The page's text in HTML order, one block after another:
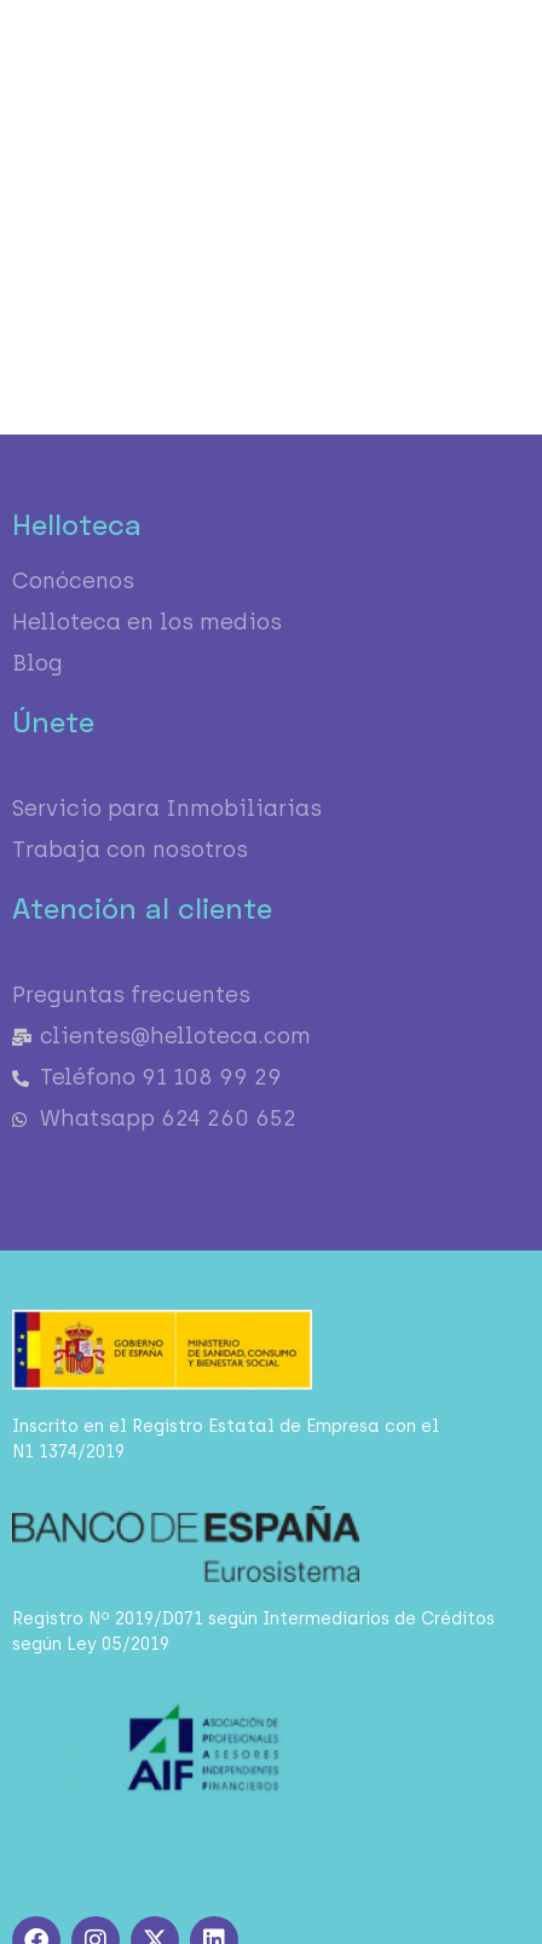
Helloteca
Conócenos
Helloteca en los medios
Blog
Únete
Servicio para Inmobiliarias
Trabaja con nosotros
Atención al cliente
Preguntas frecuentes
clientes@helloteca.com
Teléfono 91 108 99 29
Whatsapp 624 260 652
Inscrito en el Registro Estatal de Empresa con el
N1 1374/2019
Registro Nº 2019/D071 según Intermediarios de Créditos
según Ley 05/2019